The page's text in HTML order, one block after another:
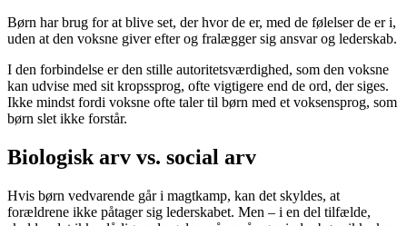
Børn har brug for at blive set, der hvor de er, med de følelser de er i,
uden at den voksne giver efter og fralægger sig ansvar og lederskab.
I den forbindelse er den stille autoritetsværdighed, som den voksne
kan udvise med sit kropssprog, ofte vigtigere end de ord, der siges.
Ikke mindst fordi voksne ofte taler til børn med et voksensprog, som
børn slet ikke forstår.
Biologisk arv vs. social arv
Hvis børn vedvarende går i magtkamp, kan det skyldes, at
forældrene ikke påtager sig lederskabet. Men – i en del tilfælde,